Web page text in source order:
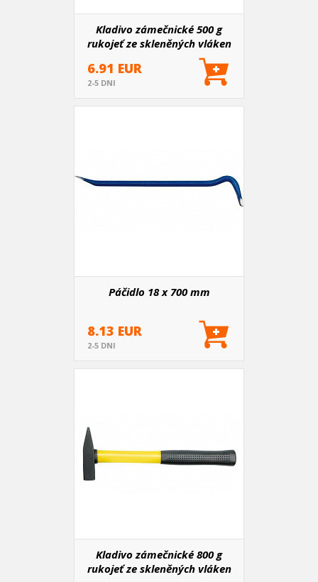
Kladivo zámečnické 500 g
rukojeť ze skleněných vláken
6.91 EUR
2-5 DNI
Páčidlo 18 x 700 mm
8.13 EUR
2-5 DNI
Kladivo zámečnické 800 g
rukojeť ze skleněných vláken